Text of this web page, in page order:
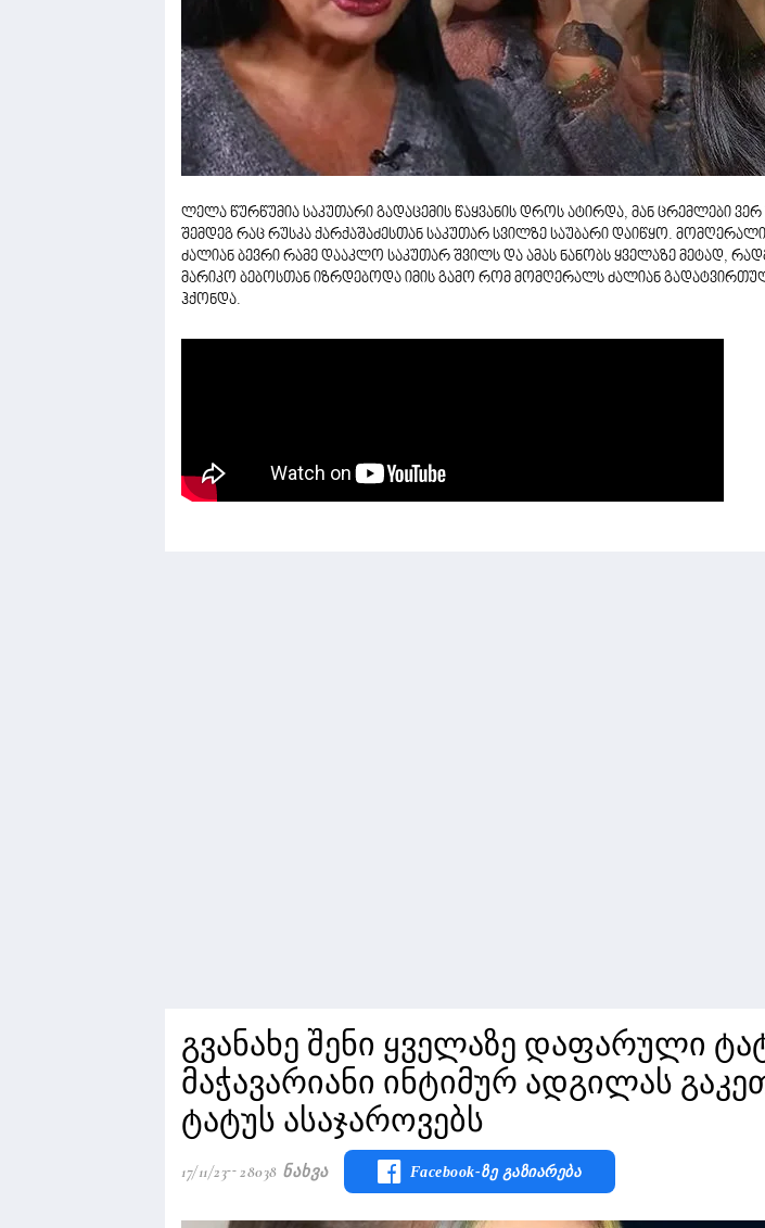
ლელა წურწუმია საკუთარი გადაცემის წაყვანის დროს ატირდა, მან ცრემლები ვერ
შემდეგ რაც რუსკა ქარქაშაძესთან საკუთარ სვილზე საუბარი დაიწყო.
ძალიან ბევრი რამე დააკლო საკუთარ შვილს და ამას ნანობს ყველაზე მეტად,
მარიკო ბებოსთან იზრდებოდა იმის გამო რომ მომღერალს ძალიან
ჰქონდა.
გვანახე შენი ყველაზე დაფარული
მაჭავარიანი ინტიმურ ადგილას
ტატუს ასაჯაროვებს
17/11/23 28038 Ნახვა Facebook-Ზე Გაზიარება